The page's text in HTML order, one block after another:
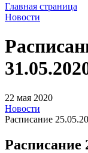
Главная страница
Новости
22 мая 2020
Новости
Расписание
Расписание